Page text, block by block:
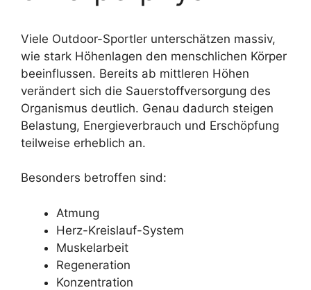
Viele Outdoor-Sportler unterschätzen massiv,
wie stark Höhenlagen den menschlichen Körper
beeinflussen. Bereits ab mittleren Höhen
verändert sich die Sauerstoffversorgung des
Organismus deutlich. Genau dadurch steigen
Belastung, Energieverbrauch und Erschöpfung
teilweise erheblich an.
Besonders betroffen sind:
Atmung
Herz-Kreislauf-System
Muskelarbeit
Regeneration
Konzentration